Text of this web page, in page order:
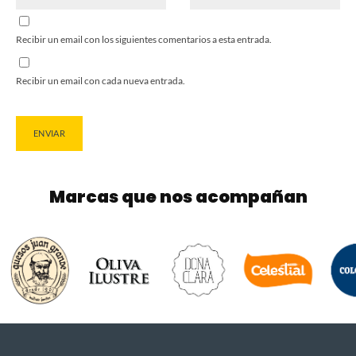
Recibir un email con los siguientes comentarios a esta entrada.
Recibir un email con cada nueva entrada.
Marcas que nos acompañan